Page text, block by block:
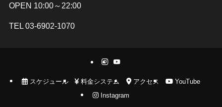
OPEN 10:00～22:00
TEL 03-6902-1070
スケジュール 料金システム アクセス
YouTube
Instagram